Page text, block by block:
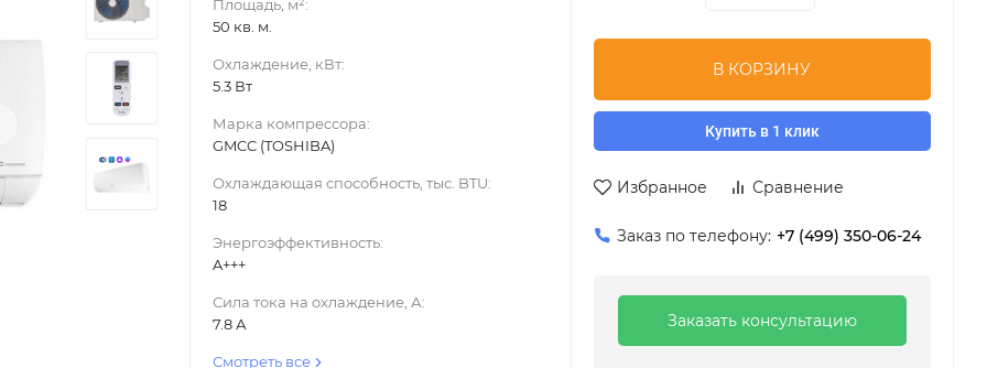
Площадь, м²:
50 кв. м.
Охлаждение, кВт:
5.3 Вт
Марка компрессора:
GMCC (TOSHIBA)
Охлаждающая способность, тыс. BTU:
18
Энергоэффективность:
A+++
Сила тока на охлаждение, А:
7.8 А
Смотреть все
В КОРЗИНУ
Купить в 1 клик
Избранное Сравнение
Заказ по телефону: +7 (499) 350-06-24
Заказать консультацию